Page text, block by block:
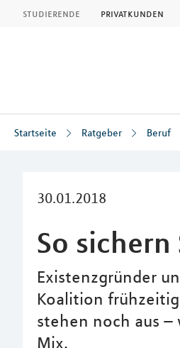
studierende privatkunden
Startseite Ratgeber Beruf
30.01.2018
So
Existenzgründer
Koalition
stehen noch aus
Mix.